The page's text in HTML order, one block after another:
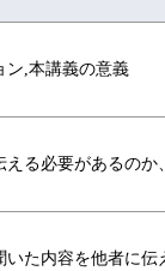
ン,本講義の意義
える必要があるのか
いた内容を他者に伝